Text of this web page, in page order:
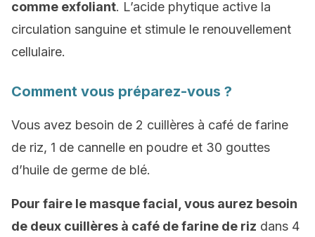
comme exfoliant. L’acide phytique active la
circulation sanguine et stimule le renouvellement
cellulaire.
Comment vous préparez-vous ?
Vous avez besoin de 2 cuillères à café de farine
de riz, 1 de cannelle en poudre et 30 gouttes
d’huile de germe de blé.
Pour faire le masque facial, vous aurez besoin
de deux cuillères à café de farine de riz dans 4